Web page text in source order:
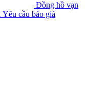
Đồng hồ vạn
Yêu cầu báo giá